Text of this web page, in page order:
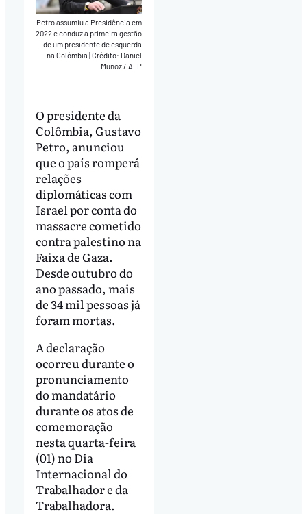
Petro assumiu a Presidência em
2022 e conduz a primeira gestão
de um presidente de esquerda
na Colômbia Crédito: Daniel
Munoz / AFP
O presidente da
Colômbia, Gustavo
Petro, anunciou
que o país romperá
relações
diplomáticas com
Israel por conta do
massacre cometido
contra palestino na
Faixa de Gaza.
Desde outubro do
ano passado, mais
de 34 mil pessoas já
foram mortas.
A declaração
ocorreu durante o
pronunciamento
do mandatário
durante os atos de
comemoração
nesta quarta-feira
(01) no Dia
Internacional do
Trabalhador e da
Trabalhadora.